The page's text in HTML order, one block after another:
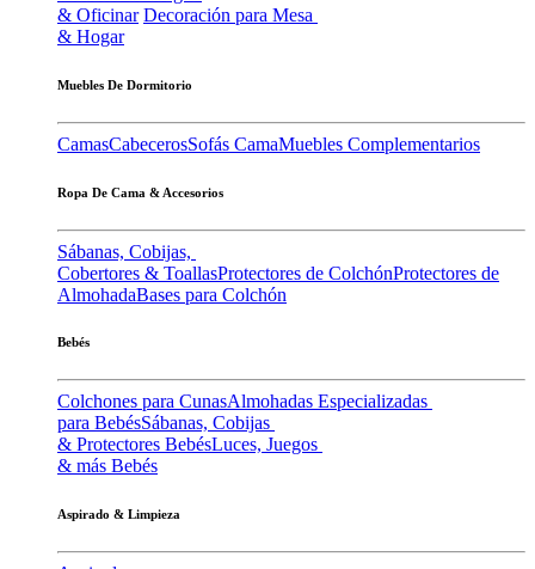
& Oficinar Decoración para Mesa
& Hogar
Muebles De Dormitorio
CamasCabecerosSofás CamaMuebles Complementarios
Ropa De Cama & Accesorios
Sábanas, Cobijas,
Cobertores & ToallasProtectores de ColchónProtectores de
AlmohadaBases para Colchón
Bebés
Colchones para CunasAlmohadas Especializadas
para BebésSábanas, Cobijas
& Protectores BebésLuces, Juegos
& más Bebés
Aspirado & Limpieza